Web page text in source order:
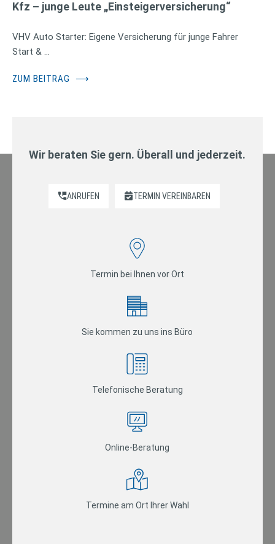
Kfz – junge Leute „Einsteigerversicherung“
VHV Auto Starter: Eigene Versicherung für junge Fahrer
Start & …
ZUM BEITRAG ⟶
Wir beraten Sie gern. Überall und jederzeit.
ANRUFEN TERMIN VEREINBAREN
Termin bei Ihnen vor Ort
Sie kommen zu uns ins Büro
Telefonische Beratung
Online-Beratung
Termine am Ort Ihrer Wahl